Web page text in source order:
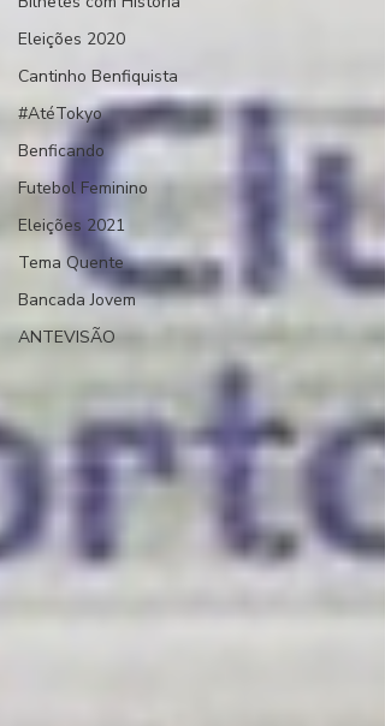
Eleições 2020
Cantinho Benfiquista
#AtéTokyo
Benficando
Futebol Feminino
Eleições 2021
Tema Quente
Bancada Jovem
ANTEVISÃO